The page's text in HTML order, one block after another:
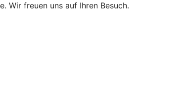
Wir freuen uns auf Ihren Besuch.